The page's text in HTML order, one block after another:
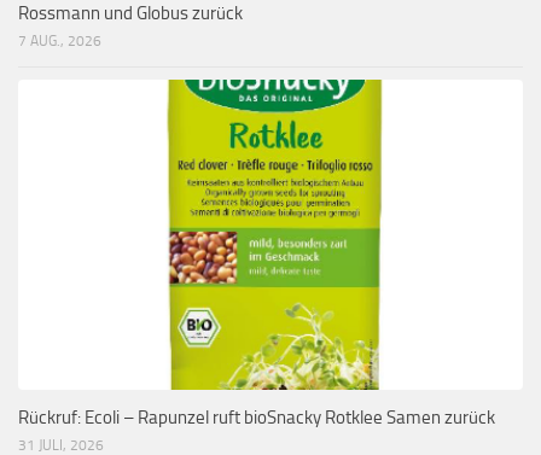
Rossmann und Globus zurück
7 AUG., 2026
Rückruf: Ecoli – Rapunzel ruft bioSnacky Rotklee Samen zurück
31 JULI, 2026